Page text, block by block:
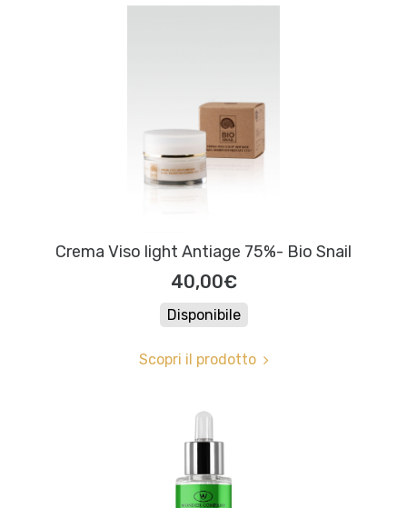
Crema Viso light Antiage 75%- Bio Snail
40,00€
Disponibile
Scopri il prodotto